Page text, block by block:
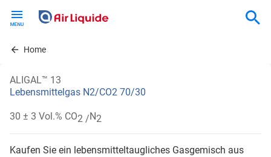
contentHome
ALIGAL™ 13
Lebensmittelgas N2/CO2 70/30
30 ± 3 Vol.% CO2 /N2
Kaufen Sie ein lebensmitteltaugliches Gasgemisch aus